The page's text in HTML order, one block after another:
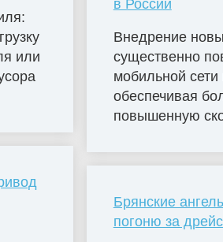
или
в России
Внедрение
существенно
мобильной сети
обеспечивая
повышенную
Брянские
погоню за